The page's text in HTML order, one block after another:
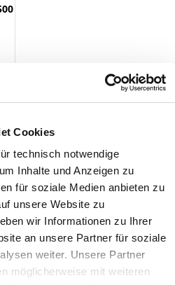
Cookies
technisch notwendige
Inhalte und Anzeigen zu
für soziale Medien anbieten zu
unsere Website zu
wir Informationen zu Ihrer
an unsere Partner für soziale
weiter. Unsere Partner
möglicherweise mit weiteren